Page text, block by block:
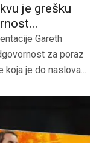
je grešku
Gareth
za poraz
je do naslova...